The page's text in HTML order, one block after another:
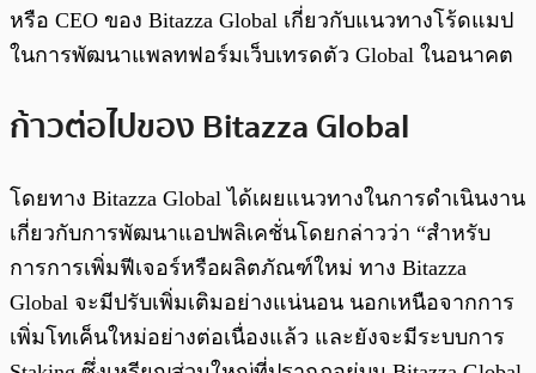
หรือ CEO ของ Bitazza Global เกี่ยวกับแนวทางโร้ดแมป
ในการพัฒนาแพลทฟอร์มเว็บเทรดตัว Global ในอนาคต
ก้าวต่อไปของ Bitazza Global
โดยทาง Bitazza Global ได้เผยแนวทางในการดำเนินงาน
เกี่ยวกับการพัฒนาแอปพลิเคชั่นโดยกล่าวว่า “สำหรับ
การการเพิ่มฟีเจอร์หรือผลิตภัณฑ์ใหม่ ทาง Bitazza
Global จะมีปรับเพิ่มเติมอย่างแน่นอน นอกเหนือจากการ
เพิ่มโทเค็นใหม่อย่างต่อเนื่องแล้ว และยังจะมีระบบการ